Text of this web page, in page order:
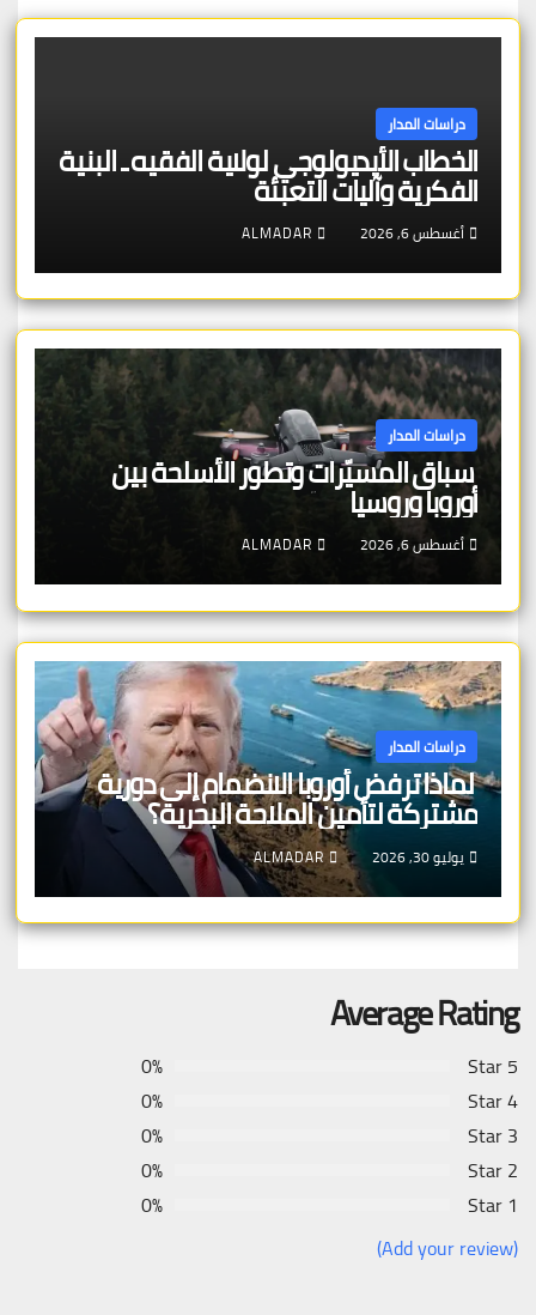
دراسات المدار
الخطاب الأيديولوجي لولاية الفقيه ـ البنية
الفكرية وآليات التعبئة
أغسطس 6, 2026 ALMADAR
دراسات المدار
سباق المسيّرات وتطور الأسلحة بين
أوروبا وروسيا
أغسطس 6, 2026 ALMADAR
دراسات المدار
لماذا ترفض أوروبا الانضمام إلى دورية
مشتركة لتأمين الملاحة البحرية؟
يوليو 30, 2026 ALMADAR
Average Rating
5 Star
0%
4 Star
0%
3 Star
0%
2 Star
0%
1 Star
0%
(Add your review)